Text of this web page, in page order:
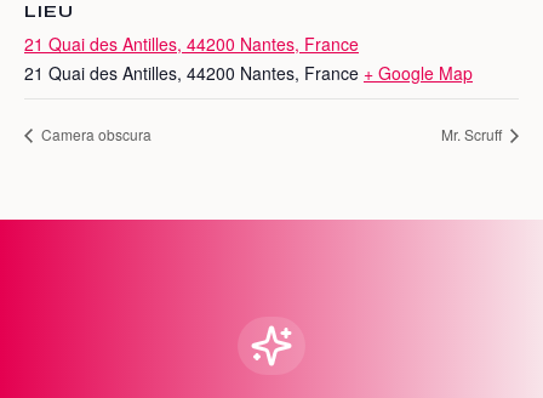
LIEU
21 Quai des Antilles, 44200 Nantes, France
21 Quai des Antilles, 44200 Nantes, France + Google Map
Camera obscura Mr. Scruff